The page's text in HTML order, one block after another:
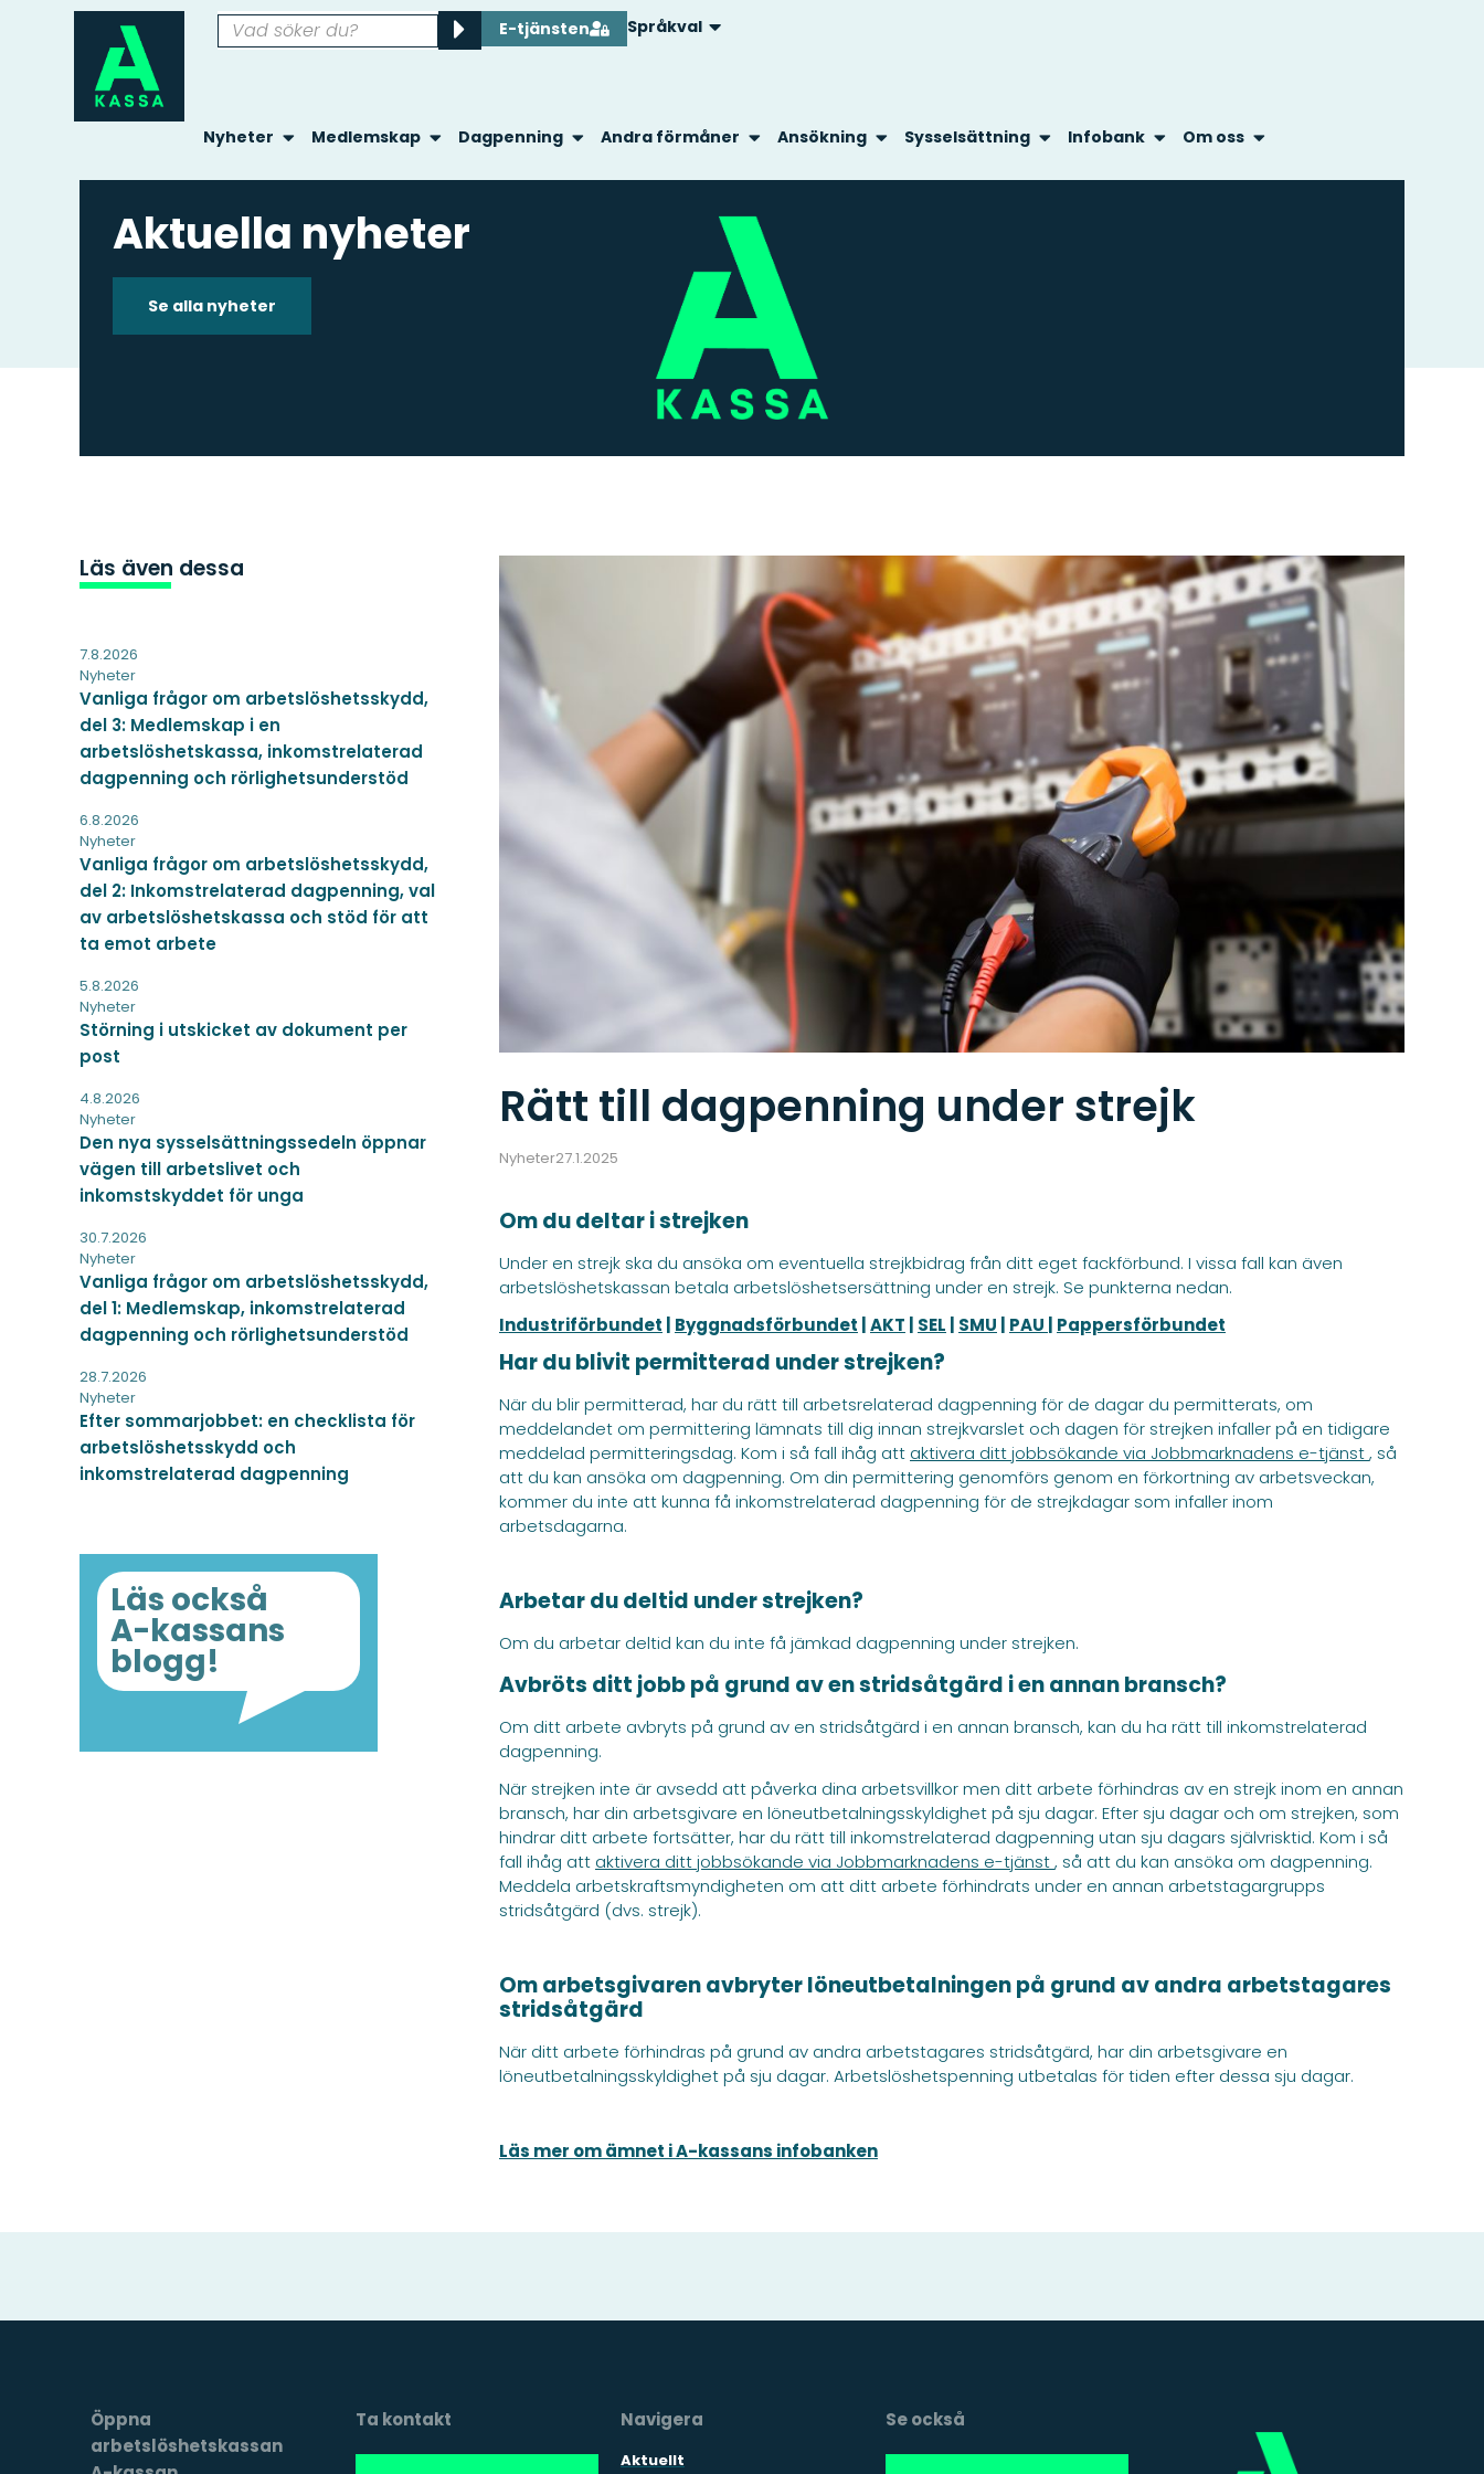
E-tjänsten Språkval
Nyheter Medlemskap Dagpenning Andra förmåner Ansökning Sysselsättning Infobank Om oss
Aktuella nyheter
Se alla nyheter
Läs även dessa
7.8.2026
Nyheter
Vanliga frågor om arbetslöshetsskydd,
del 3: Medlemskap i en
arbetslöshetskassa, inkomstrelaterad
dagpenning och rörlighetsunderstöd
6.8.2026
Nyheter
Vanliga frågor om arbetslöshetsskydd,
del 2: Inkomstrelaterad dagpenning, val
av arbetslöshetskassa och stöd för att
ta emot arbete
5.8.2026
Nyheter
Störning i utskicket av dokument per
post
4.8.2026
Nyheter
Den nya sysselsättningssedeln öppnar
vägen till arbetslivet och
inkomstskyddet för unga
30.7.2026
Nyheter
Vanliga frågor om arbetslöshetsskydd,
del 1: Medlemskap, inkomstrelaterad
dagpenning och rörlighetsunderstöd
28.7.2026
Nyheter
Efter sommarjobbet: en checklista för
arbetslöshetsskydd och
inkomstrelaterad dagpenning
Läs också
A-kassans
blogg!
Rätt till dagpenning under strejk
Nyheter27.1.2025
Om du deltar i strejken
Under en strejk ska du ansöka om eventuella strejkbidrag från ditt eget fackförbund. I vissa fall kan även
arbetslöshetskassan betala arbetslöshetsersättning under en strejk. Se punkterna nedan.
Industriförbundet
Byggnadsförbundet AKT SEL SMU PAU Pappersförbundet
Har du blivit permitterad under strejken?
När du blir permitterad, har du rätt till arbetsrelaterad dagpenning för de dagar du permitterats, om
meddelandet om permittering lämnats till dig innan strejkvarslet och dagen för strejken infaller på en tidigare
meddelad permitteringsdag. Kom i så fall ihåg att aktivera ditt jobbsökande via Jobbmarknadens e-tjänst, så
att du kan ansöka om dagpenning. Om din permittering genomförs genom en förkortning av arbetsveckan,
kommer du inte att kunna få inkomstrelaterad dagpenning för de strejkdagar som infaller inom
arbetsdagarna.
Arbetar du deltid under strejken?
Om du arbetar deltid kan du inte få jämkad dagpenning under strejken.
Avbröts ditt jobb på grund av en stridsåtgärd i en annan bransch?
Om ditt arbete avbryts på grund av en stridsåtgärd i en annan bransch, kan du ha rätt till inkomstrelaterad
dagpenning.
När strejken inte är avsedd att påverka dina arbetsvillkor men ditt arbete förhindras av en strejk inom en annan
bransch, har din arbetsgivare en löneutbetalningsskyldighet på sju dagar. Efter sju dagar och om strejken, som
hindrar ditt arbete fortsätter, har du rätt till inkomstrelaterad dagpenning utan sju dagars självrisktid. Kom i så
fall ihåg att aktivera ditt jobbsökande via Jobbmarknadens e-tjänst, så att du kan ansöka om dagpenning.
Meddela arbetskraftsmyndigheten om att ditt arbete förhindrats under en annan arbetstagargrupps
stridsåtgärd (dvs. strejk).
Om arbetsgivaren avbryter löneutbetalningen på grund av andra arbetstagares
stridsåtgärd
När ditt arbete förhindras på grund av andra arbetstagares stridsåtgärd, har din arbetsgivare en
löneutbetalningsskyldighet på sju dagar. Arbetslöshetspenning utbetalas för tiden efter dessa sju dagar.
Läs mer om ämnet i A-kassans infobanken
Öppna
arbetslöshetskassan
Ta kontakt Navigera
Aktuellt
Se också